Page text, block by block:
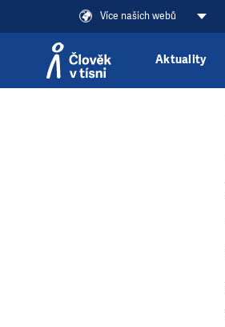
Více našich webů
Aktuality